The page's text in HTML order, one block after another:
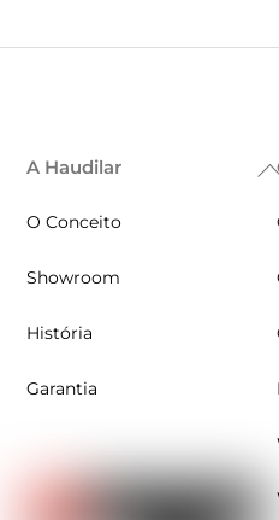
A Haudilar
O Conceito
Showroom
História
Garantia